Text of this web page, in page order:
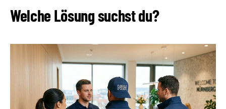
Welche Lösung suchst du?